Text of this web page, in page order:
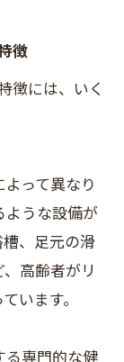
徴
徴には、いく
って異なり
ような設備が
、足元の滑
高齢者がリ
います。
る専門的な健